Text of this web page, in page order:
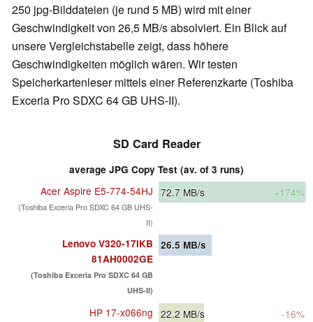
250 jpg-Bilddateien (je rund 5 MB) wird mit einer
Geschwindigkeit von 26,5 MB/s absolviert. Ein Blick auf
unsere Vergleichstabelle zeigt, dass höhere
Geschwindigkeiten möglich wären. Wir testen
Speicherkartenleser mittels einer Referenzkarte (Toshiba
Exceria Pro SDXC 64 GB UHS-II).
SD Card Reader
average JPG Copy Test (av. of 3 runs)
Acer Aspire E5-774-54HJ
(Toshiba Exceria Pro SDXC 64 GB UHS-
II)
72.7 MB/s +174%
Lenovo V320-17IKB
81AH0002GE
(Toshiba Exceria Pro SDXC 64 GB
UHS-II)
26.5 MB/s
HP 17-x066ng 22.2 MB/s -16%